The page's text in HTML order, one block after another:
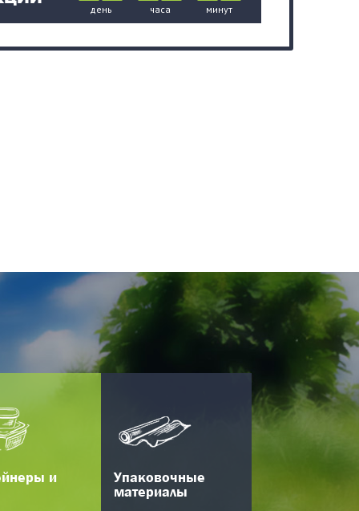
день
часа
минут
и Упаковочные
материалы